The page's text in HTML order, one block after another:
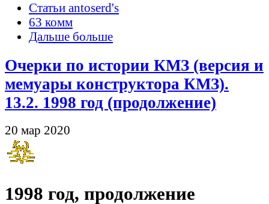
Статьи antoserd's
63 комм
Дальше больше
Очерки по истории КМЗ (версия и
мемуары конструктора КМЗ).
13.2. 1998 год (продолжение)
20 мар 2020
1998 год, продолжение